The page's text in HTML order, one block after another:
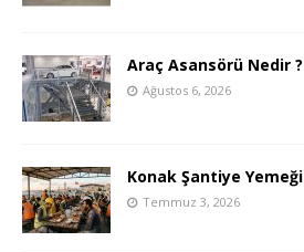
Araç Asansörü Nedir ?
Ağustos 6, 2026
Konak Şantiye Yemeği
Temmuz 3, 2026